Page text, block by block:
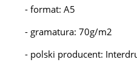
- format: A5
- gramatura: 70g/m2
- polski producent: